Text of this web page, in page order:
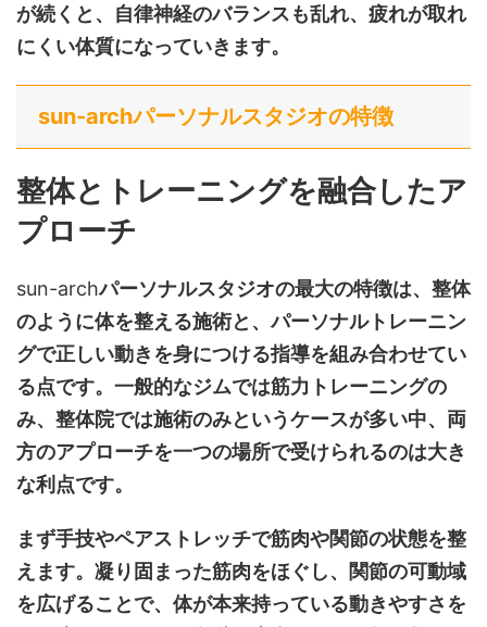
が続くと、自律神経のバランスも乱れ、疲れが取れ
にくい体質になっていきます。
sun-archパーソナルスタジオの特徴
整体とトレーニングを融合したア
プローチ
sun-archパーソナルスタジオの最大の特徴は、整体
のように体を整える施術と、パーソナルトレーニン
グで正しい動きを身につける指導を組み合わせてい
る点です。一般的なジムでは筋力トレーニングの
み、整体院では施術のみというケースが多い中、両
方のアプローチを一つの場所で受けられるのは大き
な利点です。
まず手技やペアストレッチで筋肉や関節の状態を整
えます。凝り固まった筋肉をほぐし、関節の可動域
を広げることで、体が本来持っている動きやすさを